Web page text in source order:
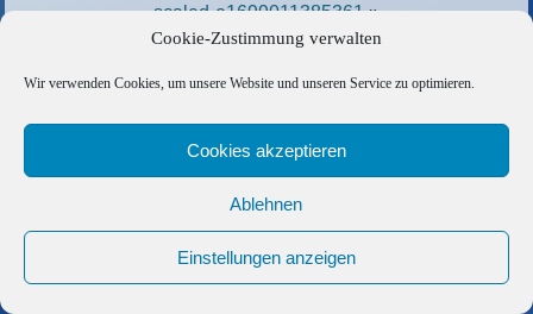
Cookie-Zustimmung verwalten
Wir verwenden Cookies, um unsere Website und unseren Service zu optimieren.
Cookies akzeptieren
Ablehnen
Einstellungen anzeigen
scaled-e1699011385361»
80B4E6C7-7E18-4D12-AF63-CD51B5A11CCB-
Copyright © 2026 Barfuss Segelreisen GmbH
Kontakt|Impressum|Datenschutz|Cookie-Richtlinie|
Befreundete Links